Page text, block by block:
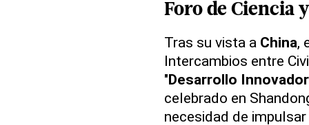
Foro de Ciencia
Tras su vista a China,
Intercambios entre
"Desarrollo
celebrado en
necesidad de